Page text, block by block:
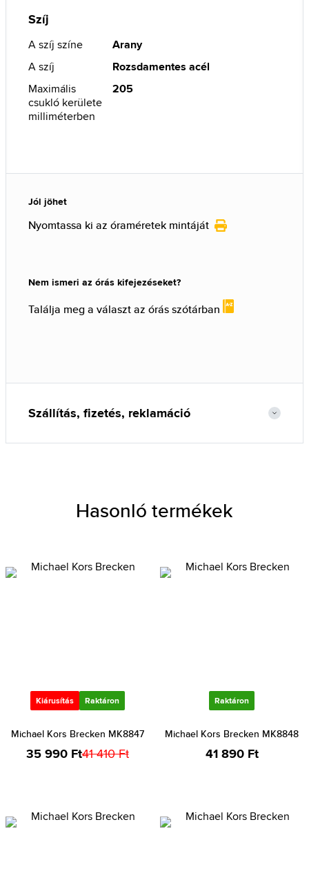
Szíj
A szíj színe
Arany
A szíj
Rozsdamentes acél
Maximális
csukló kerülete
milliméterben
205
Jól jöhet
Nyomtassa ki az óraméretek mintáját
Nem ismeri az órás kifejezéseket?
Találja meg a választ az órás szótárban
Szállítás, fizetés, reklamáció
Hasonló termékek
Kiárusítás Raktáron
Michael Kors Brecken MK8847
35 990 Ft41 410 Ft
Raktáron
Michael Kors Brecken MK8848
41 890 Ft